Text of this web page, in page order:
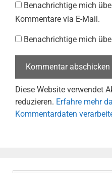
Benachrichtige mich
Kommentare via E-Mail.
Benachrichtige mich
Diese Website verwendet
reduzieren. Erfahre mehr
Kommentardaten